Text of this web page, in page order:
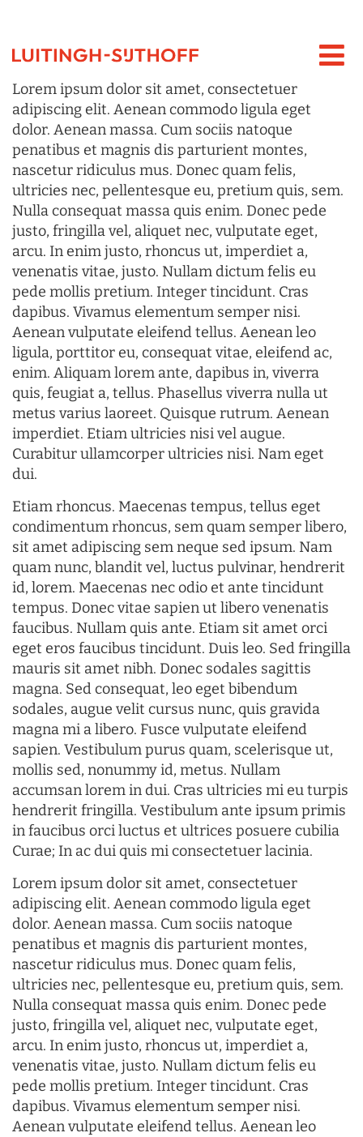
Lorem ipsum dolor sit amet, consectetuer
adipiscing elit. Aenean commodo ligula eget
dolor. Aenean massa. Cum sociis natoque
penatibus et magnis dis parturient montes,
nascetur ridiculus mus. Donec quam felis,
ultricies nec, pellentesque eu, pretium quis, sem.
Nulla consequat massa quis enim. Donec pede
justo, fringilla vel, aliquet nec, vulputate eget,
arcu. In enim justo, rhoncus ut, imperdiet a,
venenatis vitae, justo. Nullam dictum felis eu
pede mollis pretium. Integer tincidunt. Cras
dapibus. Vivamus elementum semper nisi.
Aenean vulputate eleifend tellus. Aenean leo
ligula, porttitor eu, consequat vitae, eleifend ac,
enim. Aliquam lorem ante, dapibus in, viverra
quis, feugiat a, tellus. Phasellus viverra nulla ut
metus varius laoreet. Quisque rutrum. Aenean
imperdiet. Etiam ultricies nisi vel augue.
Curabitur ullamcorper ultricies nisi. Nam eget
dui.
Etiam rhoncus. Maecenas tempus, tellus eget
condimentum rhoncus, sem quam semper libero,
sit amet adipiscing sem neque sed ipsum. Nam
quam nunc, blandit vel, luctus pulvinar, hendrerit
id, lorem. Maecenas nec odio et ante tincidunt
tempus. Donec vitae sapien ut libero venenatis
faucibus. Nullam quis ante. Etiam sit amet orci
eget eros faucibus tincidunt. Duis leo. Sed fringilla
mauris sit amet nibh. Donec sodales sagittis
magna. Sed consequat, leo eget bibendum
sodales, augue velit cursus nunc, quis gravida
magna mi a libero. Fusce vulputate eleifend
sapien. Vestibulum purus quam, scelerisque ut,
mollis sed, nonummy id, metus. Nullam
accumsan lorem in dui. Cras ultricies mi eu turpis
hendrerit fringilla. Vestibulum ante ipsum primis
in faucibus orci luctus et ultrices posuere cubilia
Curae; In ac dui quis mi consectetuer lacinia.
Lorem ipsum dolor sit amet, consectetuer
adipiscing elit. Aenean commodo ligula eget
dolor. Aenean massa. Cum sociis natoque
penatibus et magnis dis parturient montes,
nascetur ridiculus mus. Donec quam felis,
ultricies nec, pellentesque eu, pretium quis, sem.
Nulla consequat massa quis enim. Donec pede
justo, fringilla vel, aliquet nec, vulputate eget,
arcu. In enim justo, rhoncus ut, imperdiet a,
venenatis vitae, justo. Nullam dictum felis eu
pede mollis pretium. Integer tincidunt. Cras
dapibus. Vivamus elementum semper nisi.
Aenean vulputate eleifend tellus. Aenean leo